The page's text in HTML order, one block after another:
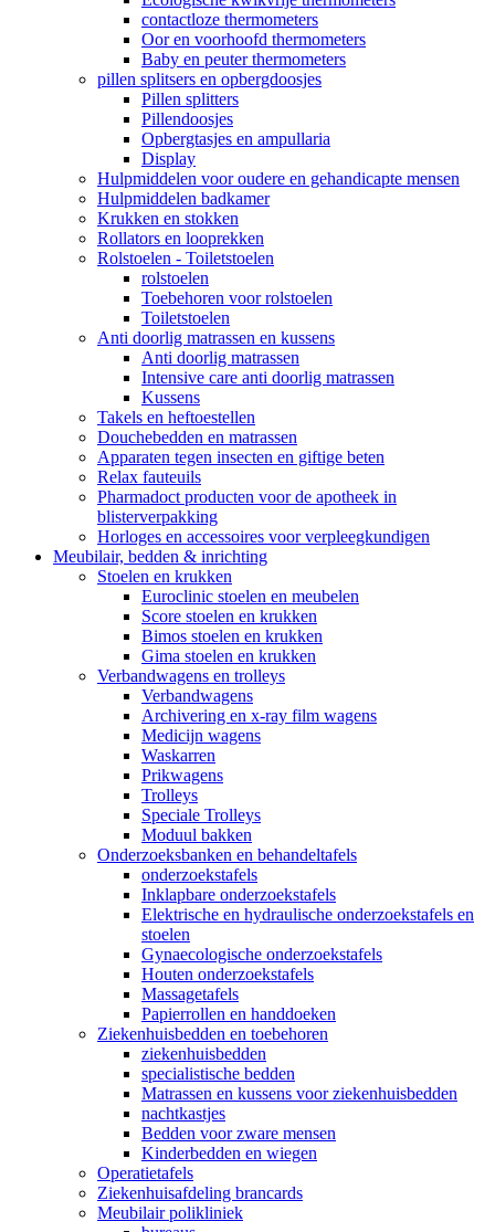
contactloze thermometers
Oor en voorhoofd thermometers
Baby en peuter thermometers
pillen splitsers en opbergdoosjes
Pillen splitters
Pillendoosjes
Opbergtasjes en ampullaria
Display
Hulpmiddelen voor oudere en gehandicapte mensen
Hulpmiddelen badkamer
Krukken en stokken
Rollators en looprekken
Rolstoelen - Toiletstoelen
rolstoelen
Toebehoren voor rolstoelen
Toiletstoelen
Anti doorlig matrassen en kussens
Anti doorlig matrassen
Intensive care anti doorlig matrassen
Kussens
Takels en heftoestellen
Douchebedden en matrassen
Apparaten tegen insecten en giftige beten
Relax fauteuils
Pharmadoct producten voor de apotheek in
blisterverpakking
Horloges en accessoires voor verpleegkundigen
Meubilair, bedden & inrichting
Stoelen en krukken
Euroclinic stoelen en meubelen
Score stoelen en krukken
Bimos stoelen en krukken
Gima stoelen en krukken
Verbandwagens en trolleys
Verbandwagens
Archivering en x-ray film wagens
Medicijn wagens
Waskarren
Prikwagens
Trolleys
Speciale Trolleys
Moduul bakken
Onderzoeksbanken en behandeltafels
onderzoekstafels
Inklapbare onderzoekstafels
Elektrische en hydraulische onderzoekstafels en
stoelen
Gynaecologische onderzoekstafels
Houten onderzoekstafels
Massagetafels
Papierrollen en handdoeken
Ziekenhuisbedden en toebehoren
ziekenhuisbedden
specialistische bedden
Matrassen en kussens voor ziekenhuisbedden
nachtkastjes
Bedden voor zware mensen
Kinderbedden en wiegen
Operatietafels
Ziekenhuisafdeling brancards
Meubilair polikliniek